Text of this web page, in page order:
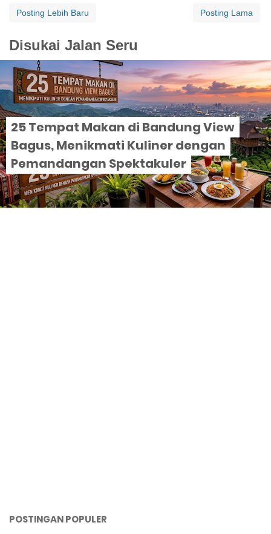
Posting Lebih Baru Posting Lama
Disukai Jalan Seru
25 Tempat Makan di Bandung View
Bagus, Menikmati Kuliner dengan
Pemandangan Spektakuler
POSTINGAN POPULER